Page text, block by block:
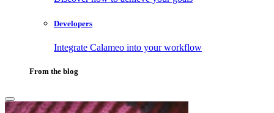
Developers
Integrate Calameo into your workflow
From the blog